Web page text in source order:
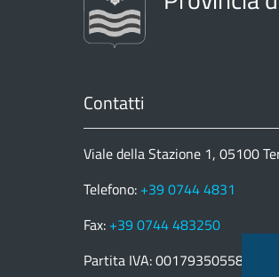
Contatti
Viale della Stazione 1, 05100
Telefono: +39 0744 4831
Fax: +39 0744 483250
Partita IVA: 00179350558